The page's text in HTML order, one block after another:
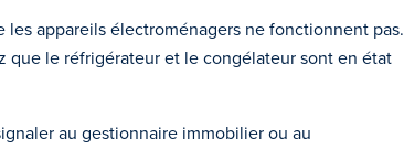
les appareils électroménagers ne fonctionnent pas.
que le réfrigérateur et le congélateur sont en état
au gestionnaire immobilier ou au